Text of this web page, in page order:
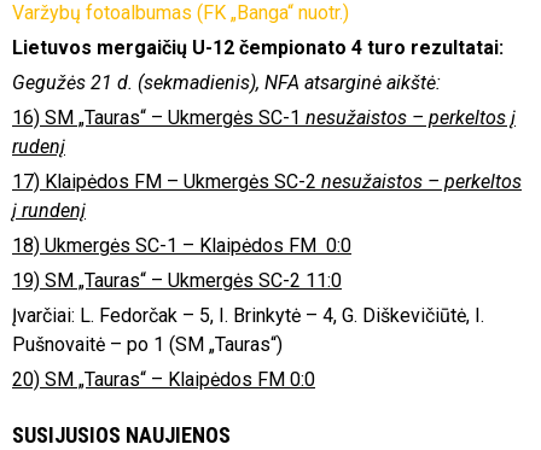
Varžybų fotoalbumas (FK „Banga“ nuotr.)
Lietuvos mergaičių U-12 čempionato 4 turo rezultatai:
Gegužės 21 d. (sekmadienis), NFA atsarginė aikštė:
16) SM „Tauras“ – Ukmergės SC-1 nesužaistos – perkeltos į
rudenį
17) Klaipėdos FM – Ukmergės SC-2 nesužaistos – perkeltos
į rundenį
18) Ukmergės SC-1 – Klaipėdos FM 0:0
19) SM „Tauras“ – Ukmergės SC-2 11:0
Įvarčiai: L. Fedorčak – 5, I. Brinkytė – 4, G. Diškevičiūtė, I.
Pušnovaitė – po 1 (SM „Tauras“)
20) SM „Tauras“ – Klaipėdos FM 0:0
SUSIJUSIOS NAUJIENOS